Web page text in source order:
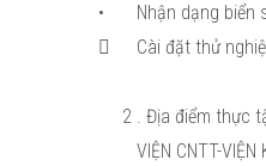
•
Nhận dạng biển

Cài đặt thử
2 . Địa điểm thực
VIỆN CNTT-VIỆN